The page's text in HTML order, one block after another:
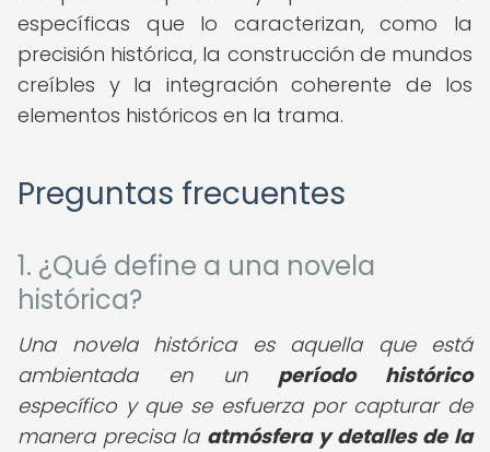
específicas que lo caracterizan, como la
precisión histórica, la construcción de mundos
creíbles y la integración coherente de los
elementos históricos en la trama.
Preguntas frecuentes
1. ¿Qué define a una novela
histórica?
Una novela histórica es aquella que está
ambientada en un período histórico
específico y que se esfuerza por capturar de
manera precisa la atmósfera y detalles de la